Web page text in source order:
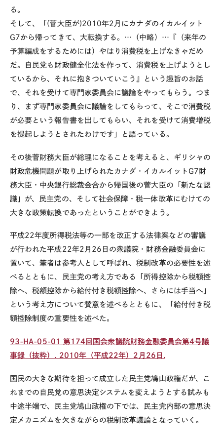
る。
そして、「(菅大臣が)2010年2月にカナダのイカルイット
G7から帰ってきて、大転換する。…（中略）…『（来年の
予算編成をするためには）やはり消費税を上げなきゃだめ
だ。自民党も財政健全化法を作って、消費税を上げようとし
ているから、それに抱きついていこう』という趣旨のお話
で、それを受けて専門家委員会に議論をやってもらう。つま
り、まず専門家委員会に議論をしてもらって、そこで消費税
が必要という報告書を出してもらい、それを受けて消費増税
を提起しようとされたわけです」と語っている。
その後菅財務大臣が総理になることを考えると、ギリシャの
財政危機問題が取り上げられたカナダ・イカルイットG7財
務大臣・中央銀行総裁会合から帰国後の菅大臣の「新たな認
識」が、民主党の、そして社会保障・税一体改革にむけての
大きな政策転換であったということができよう。
平成22年度所得税法等の一部を改正する法律案などの審議
が行われた平成22年2月26日の衆議院・財務金融委員会に
置いて、筆者は参考人として呼ばれ、税制改革の必要性を述
べるとともに、民主党の考え方である「所得控除から税額控
除へ、税額控除から給付付き税額控除へ、さらには手当へ」
という考え方について賛意を述べるとともに、「給付付き税
額控除制度の重要性を述べた。
93-HA-05-01 第174回国会衆議院財務金融委員会第4号議
事録（抜粋）. 2010年（平成22年）2月26日.
国民の大きな期待を担って成立した民主党鳩山政権だが、こ
れまでの自民党の意思決定システムを変えようとする試みも
中途半端で、民主党鳩山政権の下では、民主党内部の意思決
定メカニズムを欠きながらの税制改革議論となっていく。